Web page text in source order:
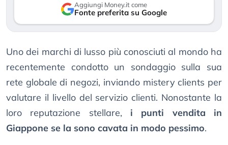
Aggiungi Money.it come
Fonte preferita su Google
Uno dei marchi di lusso più conosciuti al mondo ha
recentemente condotto un sondaggio sulla sua
rete globale di negozi, inviando mistery clients per
valutare il livello del servizio clienti. Nonostante la
loro reputazione stellare, i punti vendita in
Giappone se la sono cavata in modo pessimo.